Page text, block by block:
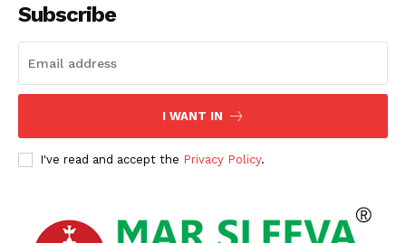
Subscribe
I WANT IN
I've read and accept the Privacy Policy.